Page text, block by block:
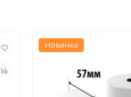
Новинка